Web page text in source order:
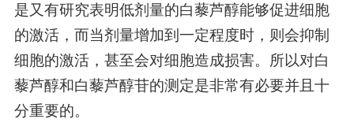
是又有研究表明低剂量的白藜芦醇能够促进细胞
的激活，而当剂量增加到一定程度时，则会抑制
细胞的激活，甚至会对细胞造成损害。所以对白
藜芦醇和白藜芦醇苷的测定是非常有必要并且十
分重要的。